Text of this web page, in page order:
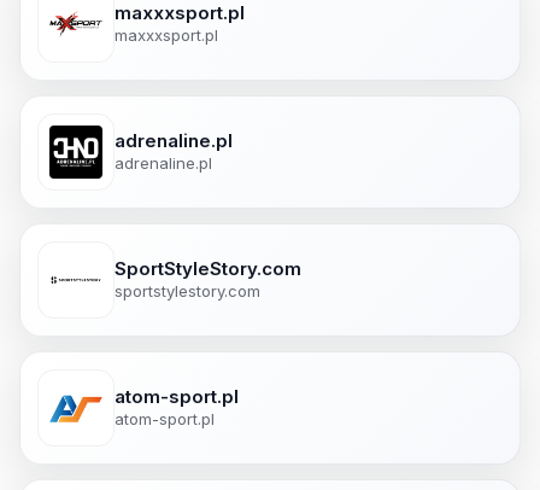
maxxxsport.pl
maxxxsport.pl
adrenaline.pl
adrenaline.pl
SportStyleStory.com
sportstylestory.com
atom-sport.pl
atom-sport.pl